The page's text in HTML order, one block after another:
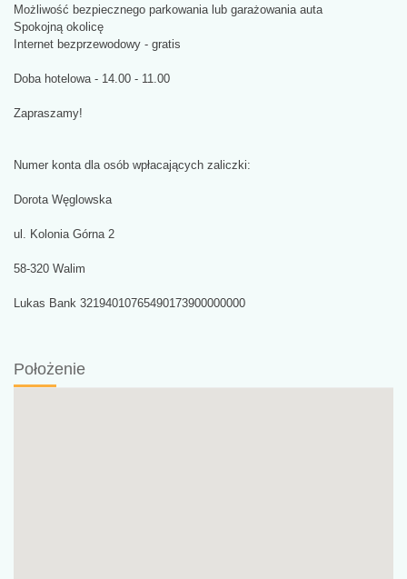
Możliwość bezpiecznego parkowania lub garażowania auta
Spokojną okolicę
Internet bezprzewodowy - gratis
Doba hotelowa - 14.00 - 11.00
Zapraszamy!
Numer konta dla osób wpłacających zaliczki:
Dorota Węglowska
ul. Kolonia Górna 2
58-320 Walim
Lukas Bank 32194010765490173900000000
Położenie